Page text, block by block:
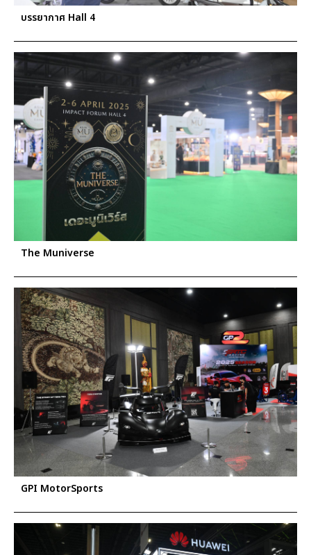
บรรยากาศ Hall 4
The Muniverse
GPI MotorSports